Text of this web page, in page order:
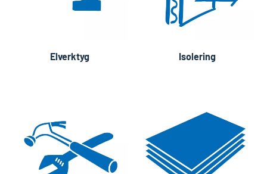
Elverktyg Isolering